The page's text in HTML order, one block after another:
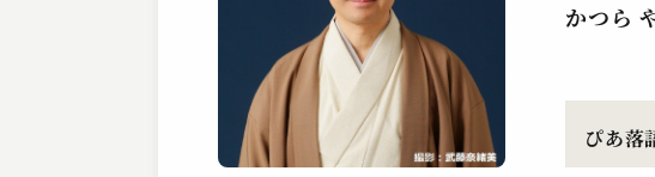
演目 から
かつら
ぴあ落